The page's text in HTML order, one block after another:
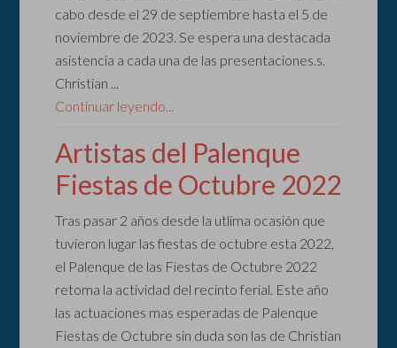
cabo desde el 29 de septiembre hasta el 5 de
noviembre de 2023. Se espera una destacada
asistencia a cada una de las presentaciones.s.
Christian ...
Continuar leyendo...
Artistas del Palenque
Fiestas de Octubre 2022
Tras pasar 2 años desde la utlima ocasión que
tuvieron lugar las fiestas de octubre esta 2022,
el Palenque de las Fiestas de Octubre 2022
retoma la actividad del recinto ferial. Este año
las actuaciones mas esperadas de Palenque
Fiestas de Octubre sin duda son las de Christian